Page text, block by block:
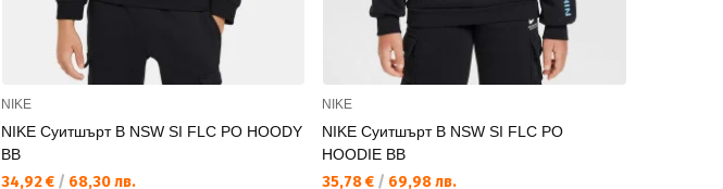
NIKE
NIKE Суитшърт B NSW SI FLC PO HOODY
BB
34,92 € / 68,30 лв.
NIKE
NIKE Суитшърт B NSW SI FLC PO
HOODIE BB
35,78 € / 69,98 лв.